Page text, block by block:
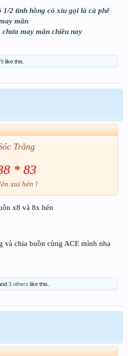
1/2 tình hồng có xíu gọi là cà phê
mắn
may mắn chiều nay
like this.
Trăng
* 83
xui hén !
x8 và 8x hén
và chia buồn cùng ACE mình nha
3 others like this.